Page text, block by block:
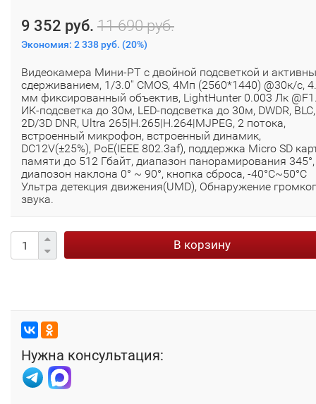
9 352 руб. 11 690 руб.
Экономия: 2 338 руб. (20%)
Видеокамера Мини-PT с двойной подсветкой и
сдерживанием, 1/3.0'' CMOS, 4Мп (2560*1440) @30к/с,
мм фиксированный объектив, LightHunter 0.003 Лк
ИК-подсветка до 30м, LED-подсветка до 30м, DWDR, BLC,
2D/3D DNR, Ultra 265|H.265|H.264|MJPEG, 2 потока,
встроенный микрофон, встроенный динамик,
DC12V(±25%), PoE(IEEE 802.3af), поддержка Micro SD
памяти до 512 Гбайт, диапазон панорамирования 345°,
диапозон наклона 0° ~ 90°, кнопка сброса, -40°C~50°C
Ультра детекция движения(UMD), Обнаружение
звука.
В корзину
Нужна консультация: